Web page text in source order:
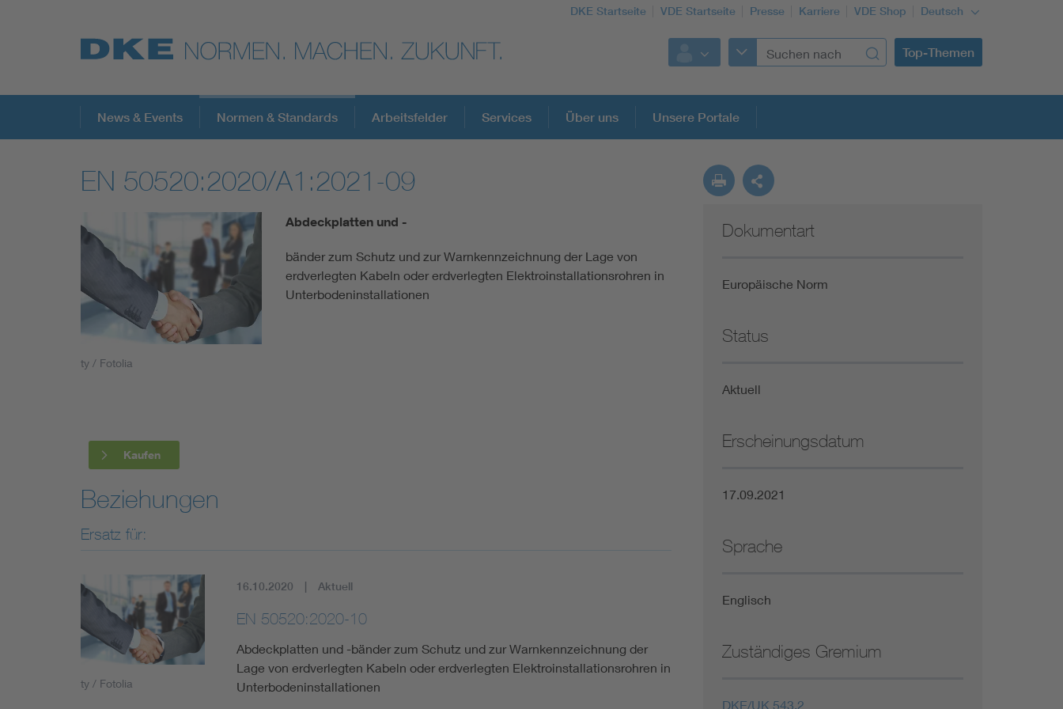
DKE Startseite VDE Startseite Presse Karriere VDE Shop Deutsch
Top-Themen
Top-Themen
VDE Fokusthemen
Energy
Health
Industry
Mobility
Smart Cities
DKE Fachinformationen im Kontext der Normung
Circular Economy für mehr Ressourceneffizienz
Funktionale Sicherheit schützt den Menschen
Gleichstromanwendungen im Wachstum
News & Events Normen & Standards Arbeitsfelder Services Über uns Unsere Portale
EN 50520:2020/A1:2021-09
ty / Fotolia
Abdeckplatten und -
bänder zum Schutz und zur Warnkennzeichnung der Lage von
erdverlegten Kabeln oder erdverlegten Elektroinstallationsrohren in
Unterbodeninstallationen
Kaufen
Beziehungen
Ersatz für:
ty / Fotolia
16.10.2020 Aktuell
EN 50520:2020-10
Abdeckplatten und -bänder zum Schutz und zur Warnkennzeichnung der
Lage von erdverlegten Kabeln oder erdverlegten Elektroinstallationsrohren in
Unterbodeninstallationen
Dokumentart
Europäische Norm
Status
Aktuell
Erscheinungsdatum
17.09.2021
Sprache
Englisch
Zuständiges Gremium
DKE/UK 543.2